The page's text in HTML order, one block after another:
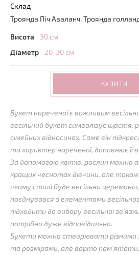
Склад
Троянда Піч Аваланч, Троянда
Висота
30 см
Діаметр
20-30 см
КУПИТИ
Букет нареченої є важливим
весільний букет символізує щастя,
сімейних відносинах. Саме він
та характер нареченої, доповнює її
За допомогою квітів, рослин можна
кращих чеснотах дівчини, але
якому стилі буде весільна
поєднувався з елементами
підходити до вибору весільної
потрібно дуже відповідально.
Букети можна створювати різними
та розмірами, але варто